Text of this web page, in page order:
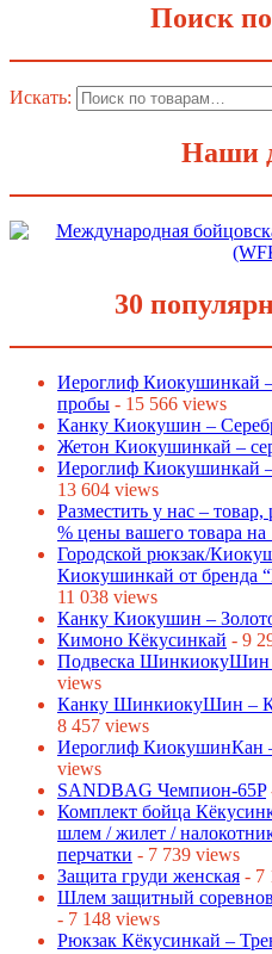
Поиск
Искать:
Наши
30
Иероглиф Киокушинкай
пробы - 15 566 views
Канку Киокушин –
Жетон Киокушинкай –
Иероглиф Киокушинкай
13 604 views
Разместить у нас –
% цены вашего товара на
Городской рюкзак/
Киокушинкай от бренда
11 038 views
Канку Киокушин –
Кимоно Кёкусинкай - 9
Подвеска ШинкиокуШин
views
Канку ШинкиокуШин –
8 457 views
Иероглиф КиокушинКан
views
SANDBAG Чемпион-65P
Комплект бойца
шлем / жилет /
перчатки - 7 739 views
Защита груди женская - 7
Шлем защитный
- 7 148 views
Рюкзак Кёкусинкай –